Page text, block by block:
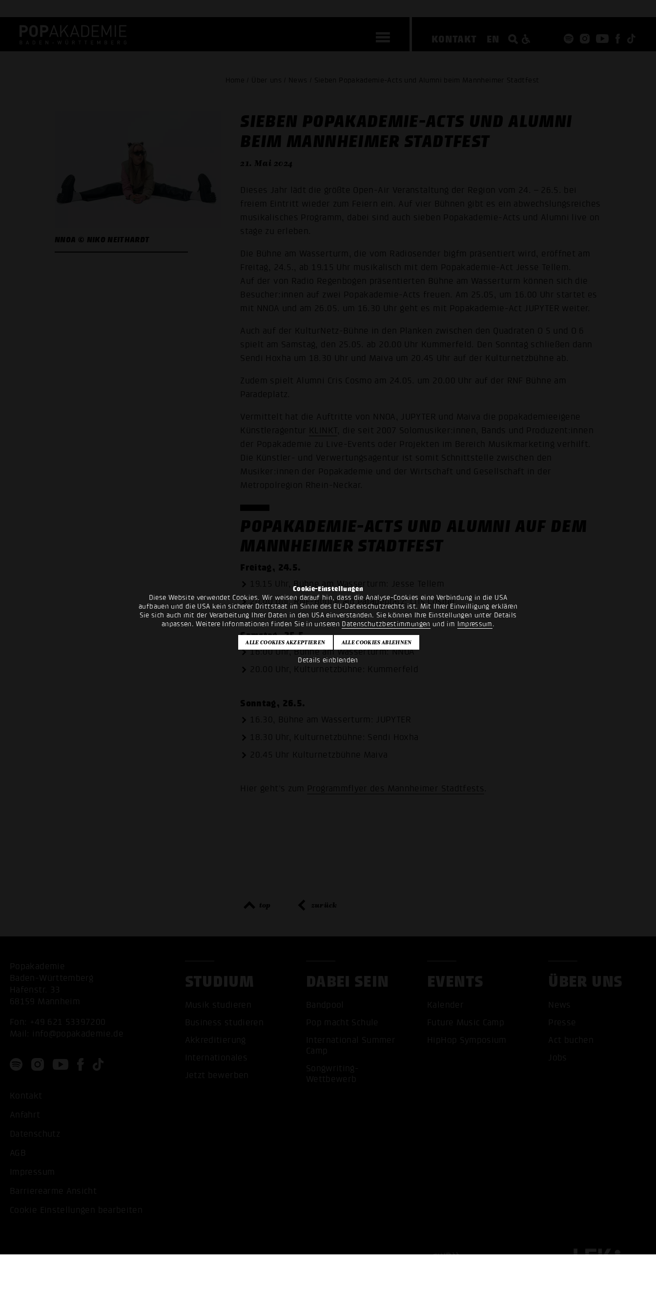
Cookie-Einstellungen
Diese Website verwendet Cookies. Wir weisen darauf hin, dass die Analyse-Cookies eine Verbindung in die USA
aufbauen und die USA kein sicherer Drittstaat im Sinne des EU-Datenschutzrechts ist. Mit Ihrer Einwilligung erklären
Sie sich auch mit der Verarbeitung Ihrer Daten in den USA einverstanden. Sie können Ihre Einstellungen unter Details
anpassen. Weitere Informationen finden Sie in unseren Datenschutzbestimmungen und im Impressum.
Details einblenden
KONTAKT EN
Home / Über uns / News / Sieben Popakademie-Acts und Alumni beim Mannheimer Stadtfest
NNOA © NIKO NEITHARDT
SIEBEN POPAKADEMIE-ACTS UND ALUMNI
BEIM MANNHEIMER STADTFEST
21. Mai 2024
Dieses Jahr lädt die größte Open-Air Veranstaltung der Region vom 24. – 26.5. bei
freiem Eintritt wieder zum Feiern ein. Auf vier Bühnen gibt es ein abwechslungsreiches
musikalisches Programm, dabei sind auch sieben Popakademie-Acts und Alumni live on
stage zu erleben.
Die Bühne am Wasserturm, die vom Radiosender bigfm präsentiert wird, eröffnet am
Freitag, 24.5., ab 19.15 Uhr musikalisch mit dem Popakademie-Act Jesse Tellem.
Auf der von Radio Regenbogen präsentierten Bühne am Wasserturm können sich die
Besucher:innen auf zwei Popakademie-Acts freuen. Am 25.05, um 16.00 Uhr startet es
mit NNOA und am 26.05. um 16.30 Uhr geht es mit Popakademie-Act JUPYTER weiter.
Auch auf der KulturNetz-Bühne in den Planken zwischen den Quadraten O 5 und O 6
spielt am Samstag, den 25.05. ab 20.00 Uhr Kummerfeld. Den Sonntag schließen dann
Sendi Hoxha um 18.30 Uhr und Maiva um 20.45 Uhr auf der Kulturnetzbühne ab.
Zudem spielt Alumni Cris Cosmo am 24.05. um 20.00 Uhr auf der RNF Bühne am
Paradeplatz.
Vermittelt hat die Auftritte von NNOA, JUPYTER und Maiva die popakademieeigene
Künstleragentur KLINKT, die seit 2007 Solomusiker:innen, Bands und Produzent:innen
der Popakademie zu Live-Events oder Projekten im Bereich Musikmarketing verhilft.
Die Künstler- und Verwertungsagentur ist somit Schnittstelle zwischen den
Musiker:innen der Popakademie und der Wirtschaft und Gesellschaft in der
Metropolregion Rhein-Neckar.
POPAKADEMIE-ACTS UND ALUMNI AUF DEM
MANNHEIMER STADTFEST
Freitag, 24.5.
19.15 Uhr, Bühne am Wasserturm: Jesse Tellem
20.00 Uhr, RNF-Bühne am Paradeplatz: Cris Cosmo
Samstag, 25.5.
16:00 Uhr, Bühne am Wasserturm: NNOA
20.00 Uhr, Kulturnetzbühne: Kummerfeld
Sonntag, 26.5.
16.30, Bühne am Wasserturm: JUPYTER
18.30 Uhr, Kulturnetzbühne: Sendi Hoxha
20.45 Uhr Kulturnetzbühne Maiva
Hier geht's zum Programmflyer des Mannheimer Stadtfests.
top zurück
Popakademie
Baden-Württemberg
Hafenstr. 33
68159 Mannheim
Fon: +49 621 53397200
Mail: info@popakademie.de
Kontakt
Anfahrt
Datenschutz
AGB
Impressum
Barrierearme Ansicht
Cookie Einstellungen bearbeiten
STUDIUM
Musik studieren
Business studieren
Akkreditierung
Internationales
Jetzt bewerben
DABEI SEIN
Bandpool
Pop macht Schule
International Summer
Camp
Songwriting-
Wettbewerb
EVENTS
Kalender
Future Music Camp
HipHop Symposium
ÜBER UNS
News
Presse
Act buchen
Jobs